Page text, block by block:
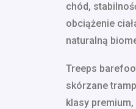
chód,
obciążenie
naturalną
Treeps
skórzane
klasy premium,